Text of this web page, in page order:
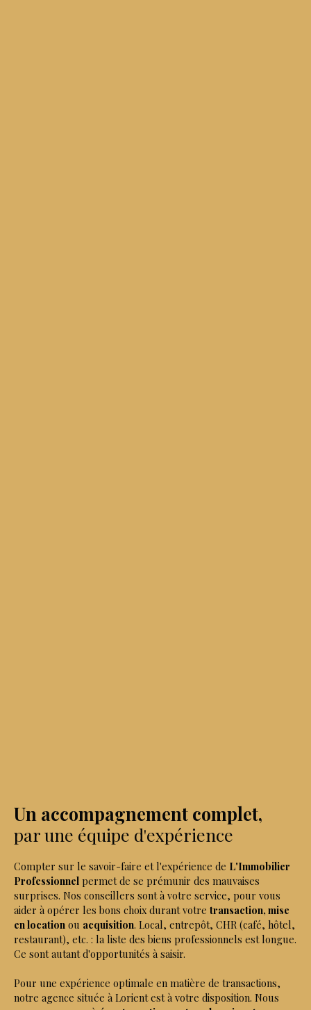
Un accompagnement complet,
par une équipe d'expérience
Compter sur le savoir-faire et l'expérience de L'Immobilier
Professionnel permet de se prémunir des mauvaises
surprises. Nos conseillers sont à votre service, pour vous
aider à opérer les bons choix durant votre transaction, mise
en location ou acquisition. Local, entrepôt, CHR (café, hôtel,
restaurant), etc. : la liste des biens professionnels est longue.
Ce sont autant d'opportunités à saisir.
Pour une expérience optimale en matière de transactions,
notre agence située à Lorient est à votre disposition. Nous